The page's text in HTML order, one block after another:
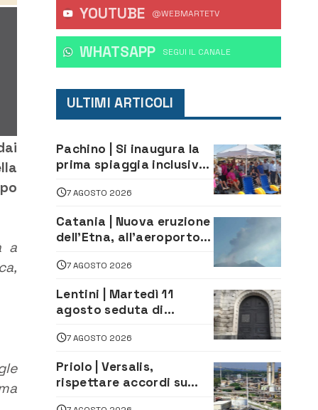
a
YOUTUBE @WEBMARTETV
WHATSAPP ‎SEGUI IL CANALE
ULTIMI ARTICOLI
Pachino | Si inaugura la
prima spiaggia inclusiva
assistenza e prevenzione
aperte a tutti
7 AGOSTO 2026
Catania | Nuova eruzione
dell’Etna, all’aeroporto
dirottati
7 AGOSTO 2026
Lentini | Martedì 11
agosto seduta di
7 AGOSTO 2026
Priolo | Versalis,
rispettare accordi su